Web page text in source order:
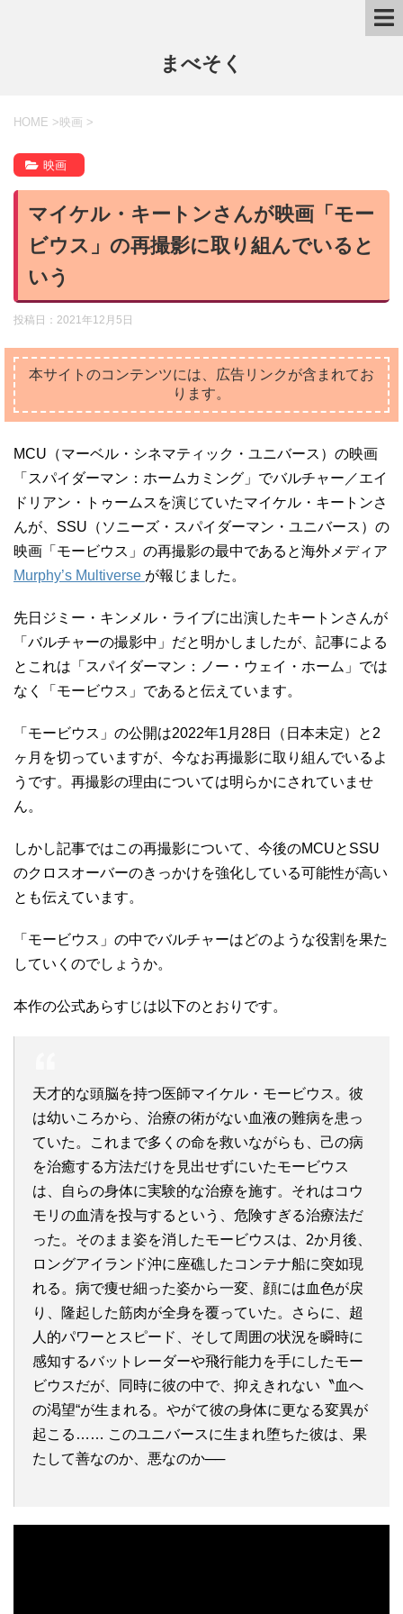
まべそく
HOME > 映画 >
映画
マイケル・キートンさんが映画「モー
ビウス」の再撮影に取り組んでいると
いう
投稿日： 2021年12月5日
本サイトのコンテンツには、広告リンクが含まれてお
ります。
MCU（マーベル・シネマティック・ユニバース）の映画
「スパイダーマン：ホームカミング」でバルチャー／エイ
ドリアン・トゥームスを演じていたマイケル・キートンさ
んが、SSU（ソニーズ・スパイダーマン・ユニバース）の
映画「モービウス」の再撮影の最中であると海外メディア
Murphy’s Multiverse が報じました。
先日ジミー・キンメル・ライブに出演したキートンさんが
「バルチャーの撮影中」だと明かしましたが、記事による
とこれは「スパイダーマン：ノー・ウェイ・ホーム」では
なく「モービウス」であると伝えています。
「モービウス」の公開は2022年1月28日（日本未定）と2
ヶ月を切っていますが、今なお再撮影に取り組んでいるよ
うです。再撮影の理由については明らかにされていませ
ん。
しかし記事ではこの再撮影について、今後のMCUとSSU
のクロスオーバーのきっかけを強化している可能性が高い
とも伝えています。
「モービウス」の中でバルチャーはどのような役割を果た
していくのでしょうか。
本作の公式あらすじは以下のとおりです。
天才的な頭脳を持つ医師マイケル・モービウス。彼
は幼いころから、治療の術がない血液の難病を患っ
ていた。これまで多くの命を救いながらも、己の病
を治癒する方法だけを見出せずにいたモービウス
は、自らの身体に実験的な治療を施す。それはコウ
モリの血清を投与するという、危険すぎる治療法だ
った。そのまま姿を消したモービウスは、2か月後、
ロングアイランド沖に座礁したコンテナ船に突如現
れる。病で痩せ細った姿から一変、顔には血色が戻
り、隆起した筋肉が全身を覆っていた。さらに、超
人的パワーとスピード、そして周囲の状況を瞬時に
感知するバットレーダーや飛行能力を手にしたモー
ビウスだが、同時に彼の中で、抑えきれない〝血へ
の渇望“が生まれる。やがて彼の身体に更なる変異が
起こる…… このユニバースに生まれ堕ちた彼は、果
たして善なのか、悪なのか──